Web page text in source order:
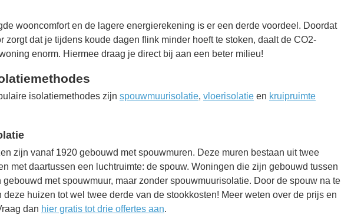
wooncomfort en de lagere energierekening is er een derde voordeel. Doordat
zorgt dat je tijdens koude dagen flink minder hoeft te stoken, daalt de CO2-
enorm. Hiermee draag je direct bij aan een beter milieu!
isolatiemethodes zijn spouwmuurisolatie, vloerisolatie en kruipruimte
zijn vanaf 1920 gebouwd met spouwmuren. Deze muren bestaan uit twee
met daartussen een luchtruimte: de spouw. Woningen die zijn gebouwd tussen
gebouwd met spouwmuur, maar zonder spouwmuurisolatie. Door de spouw na te
deze huizen tot wel twee derde van de stookkosten! Meer weten over de prijs en
dan hier gratis tot drie offertes aan.